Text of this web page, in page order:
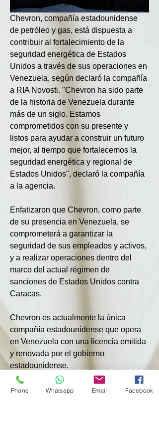
Chevron, compañía estadounidense
de petróleo y gas, está dispuesta a
contribuir al fortalecimiento de la
seguridad energética de Estados
Unidos a través de sus operaciones en
Venezuela, según declaró la compañía
a RIA Novosti. "Chevron ha sido parte
de la historia de Venezuela durante
más de un siglo. Estamos
comprometidos con su presente y
listos para ayudar a construir un futuro
mejor, al tiempo que fortalecemos la
seguridad energética y regional de
Estados Unidos", declaró la compañía
a la agencia.
Enfatizaron que Chevron, como parte
de su presencia en Venezuela, se
comprometerá a garantizar la
seguridad de sus empleados y activos,
y a realizar operaciones dentro del
marco del actual régimen de
sanciones de Estados Unidos contra
Caracas.
Chevron es actualmente la única
compañía estadounidense que opera
en Venezuela con una licencia emitida
y renovada por el gobierno
estadounidense.
Anteriormente, el presidente
Phone Whatsapp Email Facebook